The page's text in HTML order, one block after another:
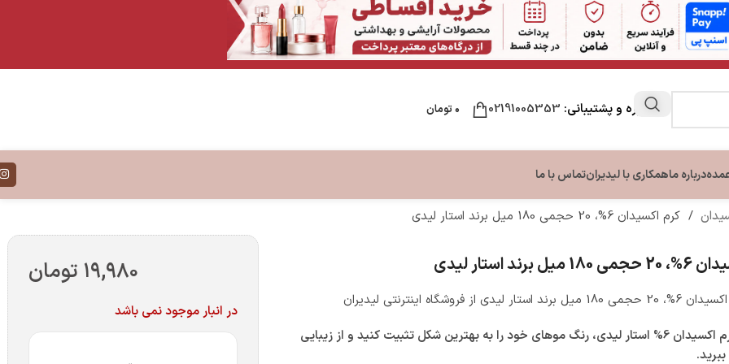
مشاوره و پشتیبانی: 02191005353 ۰ تومان
بدننرم کننده و بالم لبتقویت کننده ناخن
کرم دست و ناخن
کرم ترک پا
درباره ماهمکاری با لیدیرانتماس با ما
/ کرم اکسیدان 6%، 20 حجمی 180 میل برند استار لیدی
برند استار لیدی
لیدی از فروشگاه اینترنتی لیدیران
با خرید کرم اکسیدان 6% استار لیدی، رنگ موهای خود را به بهترین شکل تثبیت کنید و از زیبایی
۱۹,۹۸۰ تومان
در انبار موجود نمی باشد